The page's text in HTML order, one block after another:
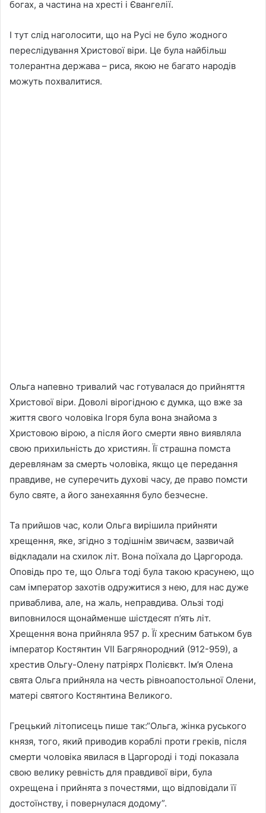
богах, а частина на хресті і Євангелії.
І тут слід наголосити, що на Русі не було жодного
переслідування Христової віри. Це була найбільш
толерантна держава – риса, якою не багато народів
можуть похвалитися.
Ольга напевно тривалий час готувалася до прийняття
Христової віри. Доволі вірогідною є думка, що вже за
життя свого чоловіка Ігоря була вона знайома з
Христовою вірою, а після його смерти явно виявляла
свою прихильність до християн. Її страшна помста
деревлянам за смерть чоловіка, якщо це передання
правдиве, не суперечить духові часу, де право помсти
було святе, а його занехаяння було безчесне.
Та прийшов час, коли Ольга вирішила прийняти
хрещення, яке, згідно з тодішнім звичаєм, зазвичай
відкладали на схилок літ. Вона поїхала до Царгорода.
Оповідь про те, що Ольга тоді була такою красунею, що
сам імператор захотів одружитися з нею, для нас дуже
приваблива, але, на жаль, неправдива. Ользі тоді
виповнилося щонайменше шістдесят п’ять літ.
Хрещення вона прийняла 957 р. Її хресним батьком був
імператор Костянтин VII Багрянородний (912-959), а
хрестив Ольгу-Олену патріярх Полієвкт. Ім’я Олена
свята Ольга прийняла на честь рівноапостольної Олени,
матері святого Костянтина Великого.
Грецький літописець пише так:“Ольга, жінка руського
князя, того, який приводив кораблі проти греків, після
смерти чоловіка явилася в Царгороді і тоді показала
свою велику ревність для правдивої віри, була
охрещена і прийнята з почестями, що відповідали її
достоїнству, і повернулася додому”.